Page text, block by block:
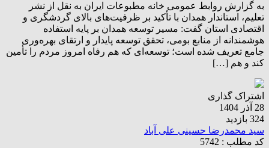
به گزارش روابط عمومی خانه مطبوعات ایران به نقل از نشر
تعلیم، استاندار همدان با تأکید بر ظرفیت‌های بالای گردشگری و
اقتصادی استان گفت: مسیر توسعه همدان بر پایه استفاده
هوشمندانه از منابع بومی، تحقق توسعه پایدار و ارتقای بهره‌وری
جامع تعریف شده است؛ توسعه‌ای که هم رفاه امروز مردم را تأمین
کند و هم […]
اشتراک گذاری
28 آذر 1404
324 بازدید
سید محمدرضا حسینی علی آباد
کد مطلب : 5742